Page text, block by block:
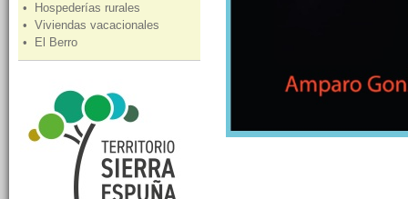
• Hospederías rurales
• Viviendas vacacionales
• El Berro